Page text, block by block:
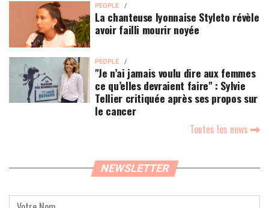
PEOPLE
La chanteuse lyonnaise Styleto révèle
avoir failli mourir noyée
PEOPLE
"Je n’ai jamais voulu dire aux femmes
ce qu’elles devraient faire" : Sylvie
Tellier critiquée après ses propos sur
le cancer
Toutes les news
NEWSLETTER